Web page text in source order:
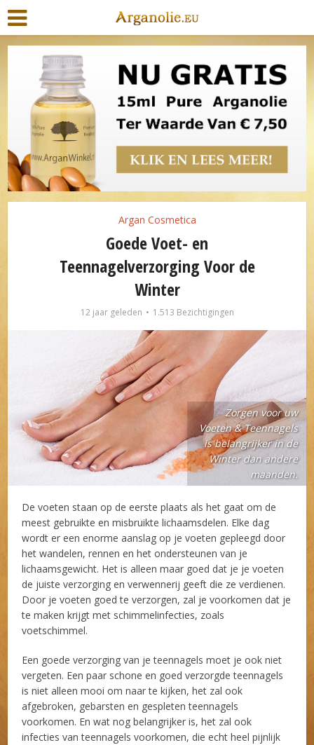
Argan Cosmetica
Goede Voet- en
Teennagelverzorging Voor de
Winter
12 jaar geleden 1.513 Bezichtigingen
Zorgen voor uw
Voeten & Teennagels
is belangrijker in de
Winter dan andere
maanden.
De voeten staan op de eerste plaats als het gaat om de
meest gebruikte en misbruikte lichaamsdelen. Elke dag
wordt er een enorme aanslag op je voeten gepleegd door
het wandelen, rennen en het ondersteunen van je
lichaamsgewicht. Het is alleen maar goed dat je je voeten
de juiste verzorging en verwennerij geeft die ze verdienen.
Door je voeten goed te verzorgen, zal je voorkomen dat je
te maken krijgt met schimmelinfecties, zoals
voetschimmel.
Een goede verzorging van je teennagels moet je ook niet
vergeten. Een paar schone en goed verzorgde teennagels
is niet alleen mooi om naar te kijken, het zal ook
afgebroken, gebarsten en gespleten teennagels
voorkomen. En wat nog belangrijker is, het zal ook
infecties van teennagels voorkomen, die echt heel pijnlijk